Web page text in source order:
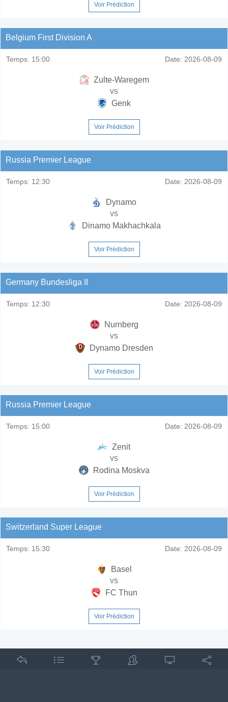
Voir Prédiction
Belgium First Division A
Temps: 15:00 Date: 2026-08-09
Zulte-Waregem
vs
Genk
Voir Prédiction
Russia Premier League
Temps: 12:30 Date: 2026-08-09
Dynamo
vs
Dinamo Makhachkala
Voir Prédiction
Germany Bundesliga II
Temps: 12:30 Date: 2026-08-09
Nurnberg
vs
Dynamo Dresden
Voir Prédiction
Russia Premier League
Temps: 15:00 Date: 2026-08-09
Zenit
vs
Rodina Moskva
Voir Prédiction
Switzerland Super League
Temps: 15:30 Date: 2026-08-09
Basel
vs
FC Thun
Voir Prédiction